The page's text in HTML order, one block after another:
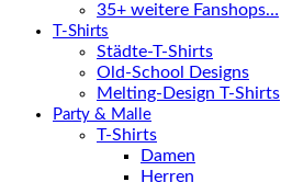
35+ weitere Fanshops…
T-Shirts
Städte-T-Shirts
Old-School Designs
Melting-Design T-Shirts
Party & Malle
T-Shirts
Damen
Herren